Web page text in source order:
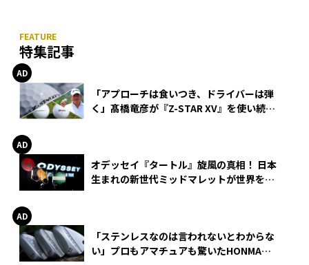
特集記事
「アプローチは食いつき、ドライバーは弾
く」髙橋竜彦が『Z-STAR XV』を使い続け
オデッセイ『タートル』旋風の真相！ 日本
生まれの新世代ミッドマレットが世界を席
「ステンレスなのは言われないとわからな
い」プロもアマチュアも驚いたHONMA